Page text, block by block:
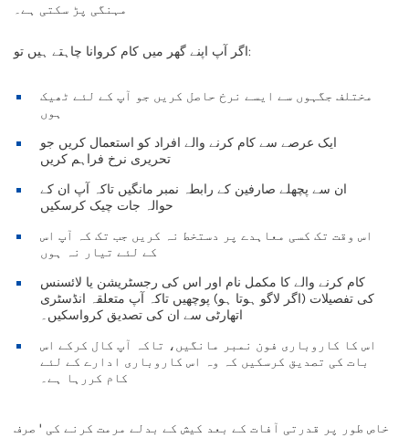
مہنگی پڑ سکتی ہے۔
اگر آپ اپنے گھر میں کام کروانا چاہتے ہيں تو:
مختلف جگہوں سے ایسے نرخ حاصل کریں جو آپ کے لئے ٹھیک
ہوں
ایک عرصے سے کام کرنے والے افراد کو استعمال کریں جو
تحریری نرخ فراہم کریں
ان سے پچھلے صارفین کے رابطہ نمبر مانگيں تاکہ آپ ان کے
حوالہ جات چیک کرسکیں
اس وقت تک کسی معاہدے پر دستخط نہ کریں جب تک کہ آپ اس
کے لئے تیار نہ ہوں
کام کرنے والے کا مکمل نام اور اس کی رجسٹریشن یا لائسنس
کی تفصیلات (اگر لاگو ہوتا ہو) پوچھیں تاکہ آپ متعلقہ انڈسٹری
اتھارٹی سے ان کی تصدیق کرواسکیں۔
اس کا کاروباری فون نمبر مانگیں، تاکہ آپ کال کرکے اس
بات کی تصدیق کرسکیں کہ وہ اس کاروباری ادارے کے لئے
کام کررہا ہے۔
خاص طور پر قدرتی آفات کے بعد کیش کے بدلے مرمت کرنے کی ' صرف